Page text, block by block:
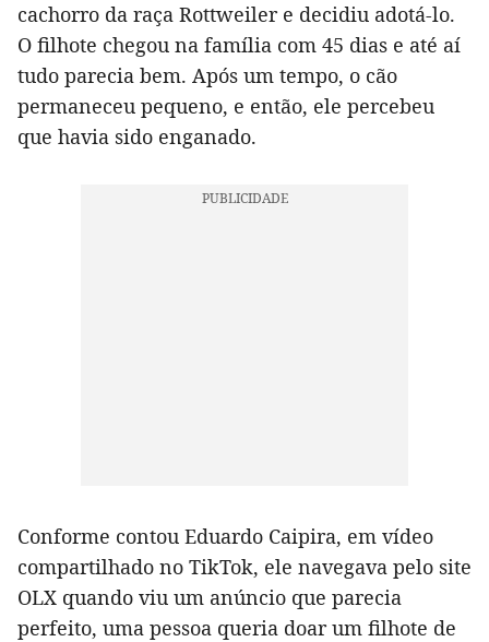
cachorro da raça Rottweiler e decidiu adotá-lo.
O filhote chegou na família com 45 dias e até aí
tudo parecia bem. Após um tempo, o cão
permaneceu pequeno, e então, ele percebeu
que havia sido enganado.
Conforme contou Eduardo Caipira, em vídeo
compartilhado no TikTok, ele navegava pelo site
OLX quando viu um anúncio que parecia
perfeito, uma pessoa queria doar um filhote de